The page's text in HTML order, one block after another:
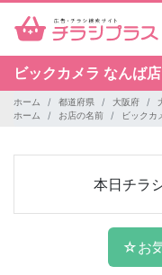
ビックカメラ なんば店
ホーム 都道府県 大阪府
ホーム
お店の名前 ビックカ
本日チラ